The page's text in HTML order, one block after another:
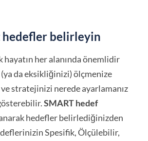
hedefler belirleyin
her alanında önemlidir
(ya da eksikliğinizi) ölçmenize
stratejinizi nerede ayarlamanız
SMART hedef
hedefler belirlediğinizden
Spesifik, Ölçülebilir,